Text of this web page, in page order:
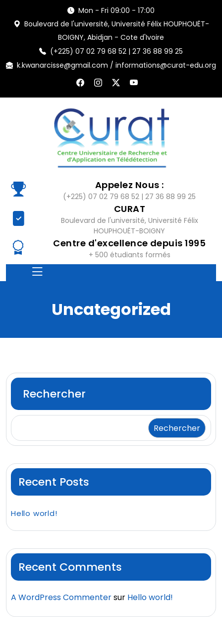
Mon - Fri 09:00 - 17:00
Boulevard de l'université, Université Félix HOUPHOUËT-
BOIGNY, Abidjan - Cote d'Ivoire
(+225) 07 02 79 68 52 | 27 36 88 99 25
k.kwanarcisse@gmail.com / informations@curat-edu.org
Appelez Nous :
(+225) 07 02 79 68 52 | 27 36 88 99 25
CURAT
Boulevard de l'université, Université Félix
HOUPHOUËT-BOIGNY
Centre d'excellence depuis 1995
+ 500 étudiants formés
Uncategorized
Rechercher
Rechercher
Recent Posts
Hello world!
Recent Comments
A WordPress Commentersur Hello world!